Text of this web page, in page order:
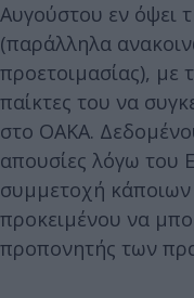
Αυγούστου εν όψει
(παράλληλα
προετοιμασίας), με
παίκτες του να
στο ΟΑΚΑ.
απουσίες λόγω του
συμμετοχή
προκειμένου να
προπονητής των